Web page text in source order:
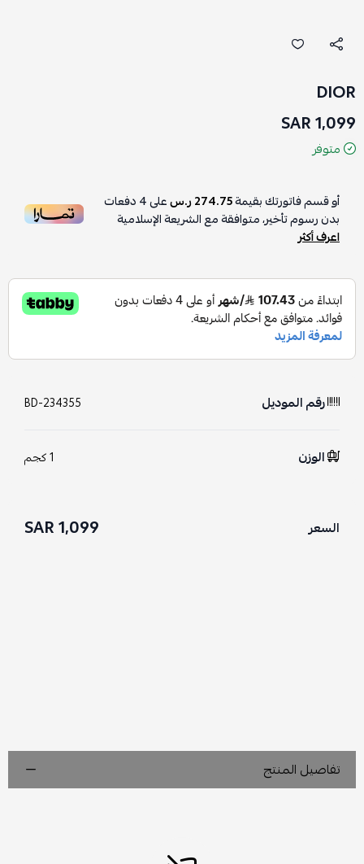
DIOR
1,099 SAR
متوفر
أو قسم فاتورتك بقيمة274.75 ر.س على4دفعات
بدون رسوم تأخير، متوافقة مع الشريعة الإسلامية
اعرف أكثر
رقم الموديل BD-234355
الوزن 1 كجم
السعر 1,099 SAR
تفاصيل المنتج